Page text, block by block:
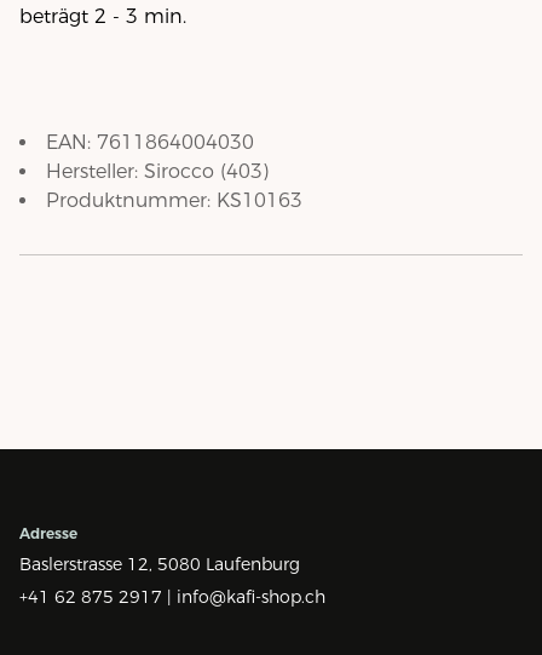
beträgt 2 - 3 min.
EAN: 7611864004030
Hersteller: Sirocco (403)
Produktnummer: KS10163
Adresse
Baslerstrasse 12, 5080 Laufenburg
+41 62 875 2917 | info@kafi-shop.ch